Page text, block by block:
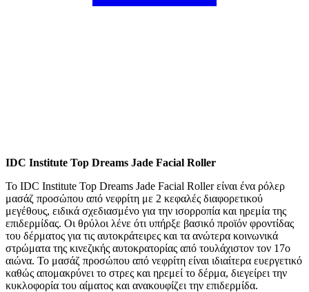
IDC Institute Top Dreams Jade Facial Roller
Το IDC Institute Top Dreams Jade Facial Roller είναι ένα ρόλερ
μασάζ προσώπου από νεφρίτη με 2 κεφαλές διαφορετικού
μεγέθους, ειδικά σχεδιασμένο για την ισορροπία και ηρεμία της
επιδερμίδας. Οι θρύλοι λένε ότι υπήρξε βασικό προϊόν φροντίδας
του δέρματος για τις αυτοκράτειρες και τα ανώτερα κοινωνικά
στρώματα της κινεζικής αυτοκρατορίας από τουλάχιστον τον 17ο
αιώνα. Το μασάζ προσώπου από νεφρίτη είναι ιδιαίτερα ευεργετικό
καθώς απομακρύνει το στρες και ηρεμεί το δέρμα, διεγείρει την
κυκλοφορία του αίματος και ανακουφίζει την επιδερμίδα.